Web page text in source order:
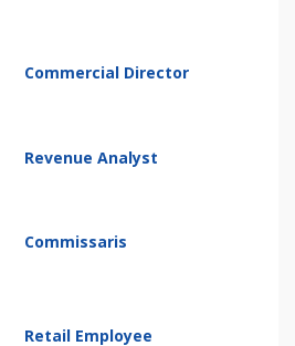
Commercial Director
Revenue Analyst
Commissaris
Retail Employee